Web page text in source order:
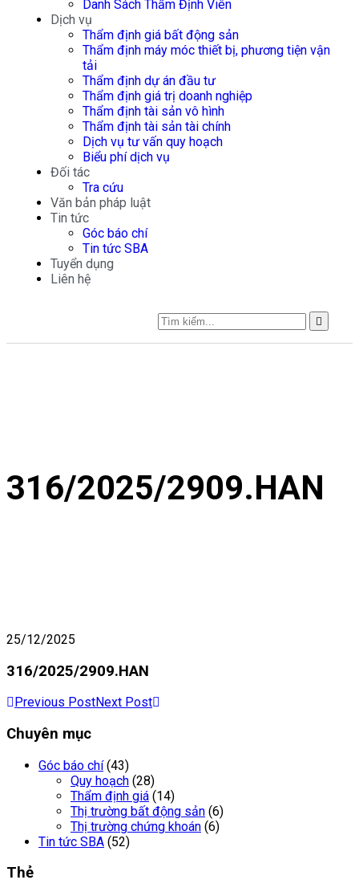
Danh Sách Thẩm Định Viên
Dịch vụ
Thẩm định giá bất động sản
Thẩm định máy móc thiết bị, phương tiện vận
tải
Thẩm định dự án đầu tư
Thẩm định giá trị doanh nghiệp
Thẩm định tài sản vô hình
Thẩm định tài sản tài chính
Dịch vụ tư vấn quy hoạch
Biểu phí dịch vụ
Đối tác
Tra cứu
Văn bản pháp luật
Tin tức
Góc báo chí
Tin tức SBA
Tuyển dụng
Liên hệ
316/2025/2909.HAN
25/12/2025
316/2025/2909.HAN
Previous PostNext Post
Chuyên mục
Góc báo chí (43)
Quy hoạch (28)
Thẩm định giá (14)
Thị trường bất động sản (6)
Thị trường chứng khoán (6)
Tin tức SBA (52)
Thẻ